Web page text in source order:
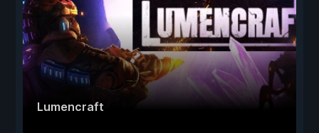
Lumencraft